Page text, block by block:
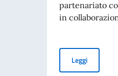
partenariato
in
Leggi